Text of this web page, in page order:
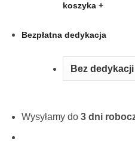
koszyka +
Bezpłatna dedykacja
Wysyłamy do 3 dni